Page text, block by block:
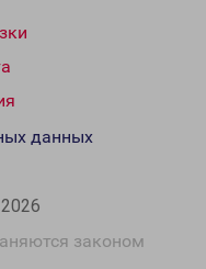
законом
данных